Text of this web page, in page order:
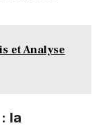
et Analyse
la